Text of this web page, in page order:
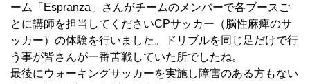
ーム「Espranza」さんがチームのメンバーで各ブースご
とに講師を担当してくださいCPサッカー（脳性麻痺のサ
ッカー）の体験を行いました。ドリブルを同じ足だけで行
う事が皆さんが一番苦戦していた所でしたね。
最後にウォーキングサッカーを実施し障害のある方もない